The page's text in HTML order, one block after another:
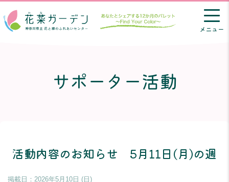
メニュー
サポーター活動
活動内容のお知らせ 5月11日(月)の週
掲載日：2026年5月10日 (日)